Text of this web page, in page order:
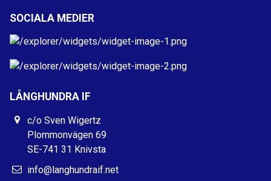
SOCIALA MEDIER
LÅNGHUNDRA IF
c/o Sven Wigertz
Plommonvägen 69
SE-741 31 Knivsta
info@langhundraif.net